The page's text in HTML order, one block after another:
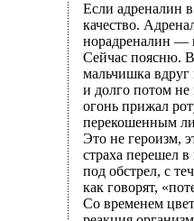
Если адреналин
качество.
норадреналин —
Сейчас поясню.
мальчишка вдруг
и долго потом
огонь прижал
перекошенным
Это не героизм,
страха перешел
под обстрел, с
как говорят,
Со временем